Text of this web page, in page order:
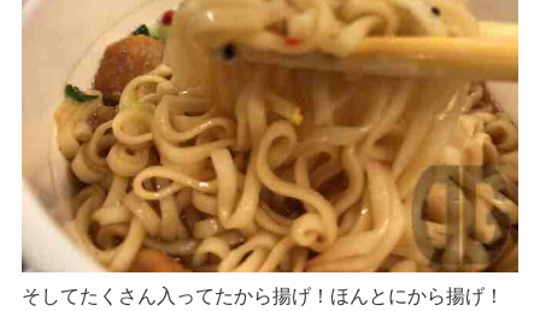
そしてたくさん入ってたから揚げ！ほんとにから揚げ！